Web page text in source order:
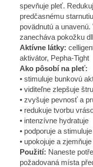
spevňuje pleť.
predčasnému
povädnutú a
zanecháva pokožku
Aktívne látky:
aktivátor, Pepha-Tight
Ako pôsobí na pleť:
• stimuluje bunkovú
• viditeľne zlepšuje
• zvyšuje pevnosť a
• redukuje tvorbu
• intenzívne hydratuje
• podporuje a
• upokojuje a
Použití: Naneste
požadovaná místa